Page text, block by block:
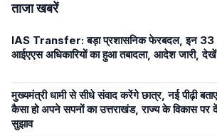
ताजा खबरें
IAS Transfer: बड़ा प्रशासनिक फेरबदल, इन 33
आईएएस अधिकारियों का हुआ तबादला, आदेश जारी,
मुख्यमंत्री धामी से सीधे संवाद करेंगे छात्र, नई पीढ़ी
कैसा हो अपने सपनों का उत्तराखंड, राज्य के विकास पर
सुझाव